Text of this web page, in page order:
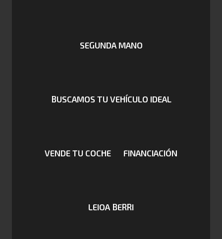
SEGUNDA MANO
BUSCAMOS TU VEHÍCULO IDEAL
VENDE TU COCHE FINANCIACIÓN
LEIOA BERRI